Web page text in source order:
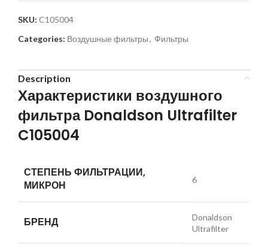
SKU: C105004
Categories: Воздушные фильтры, Фильтры
Description
Характеристики воздушного
фильтра Donaldson Ultrafilter
C105004
СТЕПЕНЬ ФИЛЬТРАЦИИ,
МИКРОН
6
БРЕНД
Donaldson
Ultrafilter